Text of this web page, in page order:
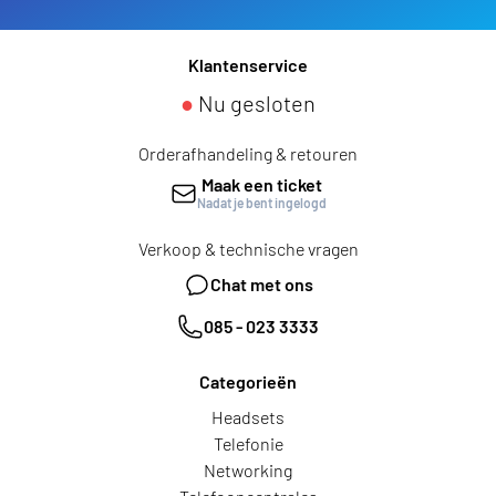
Klantenservice
● Nu gesloten
Orderafhandeling & retouren
Maak een ticket
Nadat je bent ingelogd
Verkoop & technische vragen
Chat met ons
085 - 023 3333
Categorieën
Headsets
Telefonie
Networking